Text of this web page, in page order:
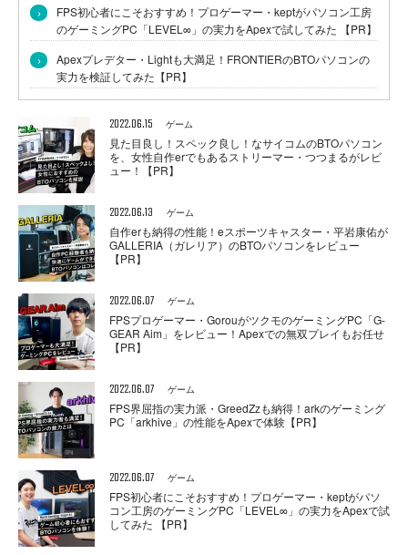
›
FPS初心者にこそおすすめ！プロゲーマー・keptがパソコン工房
のゲーミングPC「LEVEL∞」の実力をApexで試してみた 【PR】
›
Apexプレデター・Lightも大満足！FRONTIERのBTOパソコンの
実力を検証してみた【PR】
2022.06.15 ゲーム
見た目良し！スペック良し！なサイコムのBTOパソコン
を、女性自作erでもあるストリーマー・つつまるがレビ
ュー！【PR】
2022.06.13 ゲーム
自作erも納得の性能！eスポーツキャスター・平岩康佑が
GALLERIA（ガレリア）のBTOパソコンをレビュー
【PR】
2022.06.07 ゲーム
FPSプロゲーマー・GorouがツクモのゲーミングPC「G-
GEAR Aim」をレビュー！Apexでの無双プレイもお任せ
【PR】
2022.06.07 ゲーム
FPS界屈指の実力派・GreedZzも納得！arkのゲーミング
PC「arkhive」の性能をApexで体験【PR】
2022.06.07 ゲーム
FPS初心者にこそおすすめ！プロゲーマー・keptがパソ
コン工房のゲーミングPC「LEVEL∞」の実力をApexで試
してみた 【PR】